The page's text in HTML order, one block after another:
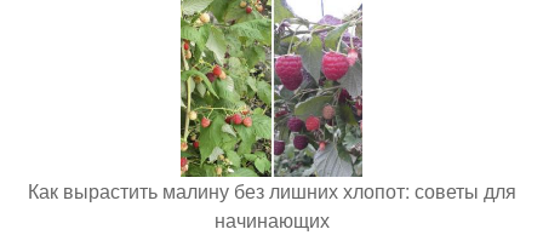
Как вырастить малину без лишних хлопот: советы для
начинающих